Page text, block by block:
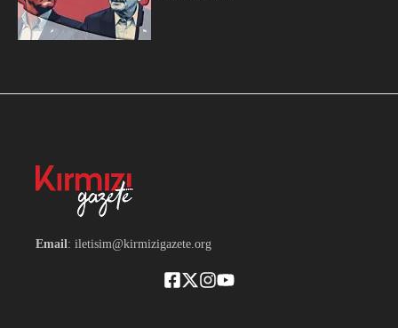
Email: iletisim@kirmizigazete.org